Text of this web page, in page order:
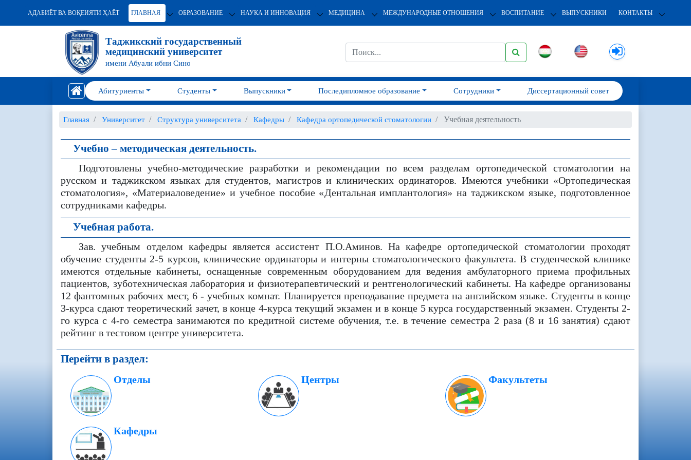
АДАБИЁТ ВА ВОҚЕИЯТИ ҲАЁТ ГЛАВНАЯ ОБРАЗОВАНИЕ НАУКА И ИННОВАЦИЯ МЕДИЦИНА МЕЖДУНАРОДНЫЕ ОТНОШЕНИЯ ВОСПИТАНИЕ ВЫПУСКНИКИ КОНТАКТЫ
Таджикский государственный
медицинский университет
имени Абуали ибни Сино
Абитуриенты Студенты Выпускники Последипломное образование Сотрудники Диссертационный совет
Главная Университет Структура университета Кафедры Кафедра ортопедической стоматологии Учебная деятельность
Учебно – методическая деятельность.
Подготовлены учебно-методические разработки и рекомендации по всем разделам ортопедической стоматологии на
русском и таджикском языках для студентов, магистров и клинических ординаторов. Имеются учебники «Ортопедическая
стоматология», «Материаловедение» и учебное пособие «Дентальная имплантология» на таджикском языке, подготовленное
сотрудниками кафедры.
Учебная работа.
Зав. учебным отделом кафедры является ассистент П.О.Аминов. На кафедре ортопедической стоматологии проходят
обучение студенты 2-5 курсов, клинические ординаторы и интерны стоматологического факультета. В студенческой клинике
имеются отдельные кабинеты, оснащенные современным оборудованием для ведения амбулаторного приема профильных
пациентов, зуботехническая лаборатория и физиотерапевтический и рентгенологический кабинеты. На кафедре организованы
12 фантомных рабочих мест, 6 - учебных комнат. Планируется преподавание предмета на английском языке. Студенты в конце
3-курса сдают теоретический зачет, в конце 4-курса текущий экзамен и в конце 5 курса государственный экзамен. Студенты 2-
го курса с 4-го семестра занимаются по кредитной системе обучения, т.е. в течение семестра 2 раза (8 и 16 занятия) сдают
рейтинг в тестовом центре университета.
Перейти в раздел:
Отделы Центры Факультеты
Кафедры